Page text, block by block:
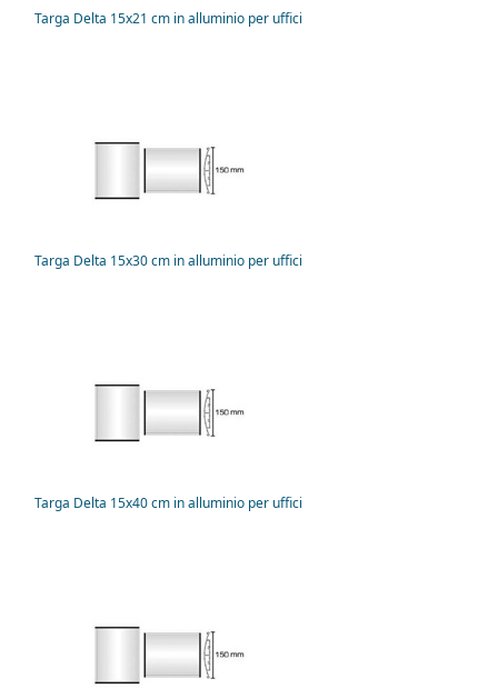
Targa Delta 15x21 cm in alluminio per uffici
Targa Delta 15x30 cm in alluminio per uffici
Targa Delta 15x40 cm in alluminio per uffici